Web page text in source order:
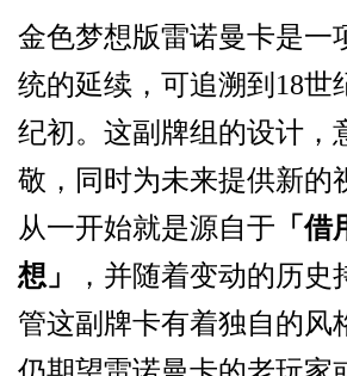
金色梦想版雷诺曼卡是一
统的延续，可追溯到 18世
纪初。这副牌组的设计，
敬，同时为未来提供新的
从一开始就是源自于 「借
想」
，并随着变动的历史
管这副牌卡有着独自的风